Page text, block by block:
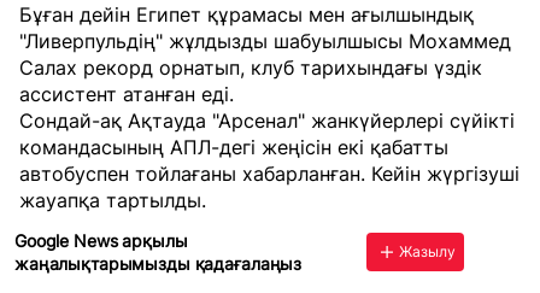
Бұған дейін Египет құрамасы мен ағылшындық
"Ливерпульдің" жұлдызды шабуылшысы Мохаммед
Салах рекорд орнатып, клуб тарихындағы үздік
ассистент атанған еді.
Сондай-ақ Ақтауда "Арсенал" жанкүйерлері сүйікті
командасының АПЛ-дегі жеңісін екі қабатты
автобуспен тойлағаны хабарланған. Кейін жүргізуші
жауапқа тартылды.
Google News арқылы
жаңалықтарымызды қадағалаңыз
Жазылу